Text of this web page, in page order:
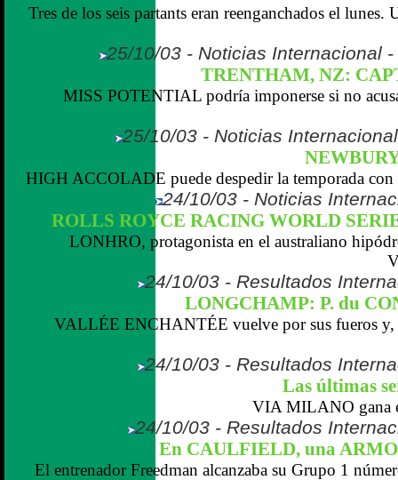
Tres de los seis partants eran reenganchados el
25/10/03 - Noticias Internacional
TRENTHAM, NZ:
MISS POTENTIAL podría imponerse si no
25/10/03 - Noticias
HIGH ACCOLADE puede despedir la temporada
24/10/03 - Noticias
ROLLS ROYCE RACING WORLD
LONHRO, protagonista en el australiano
24/10/03 - Resultados
LONGCHAMP: P. du
VALLÉE ENCHANTÉE vuelve por sus fueros y,
24/10/03 - Resultados
Las últimas
VIA MILANO gana
24/10/03 - Resultados
En CAULFIELD, una
El entrenador Freedman alcanzaba su Grupo 1